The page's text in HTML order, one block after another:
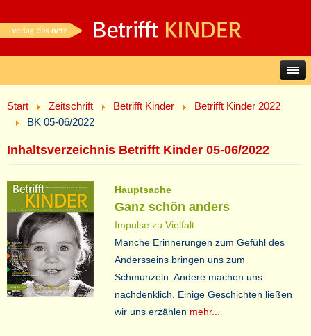
Start Zeitschrift Betrifft Kinder
Betrifft Kinder 2022
BK 05-06/2022
Inhaltsverzeichnis Betrifft Kinder 05-06/2022
Hauptsache
Ganz schön anders
Impulse zu Vielfalt
Manche Erinnerungen zum Gefühl des
Andersseins bringen uns zum
Schmunzeln. Andere machen uns
nachdenklich. Einige Geschichten ließen
wir uns erzählen mehr...